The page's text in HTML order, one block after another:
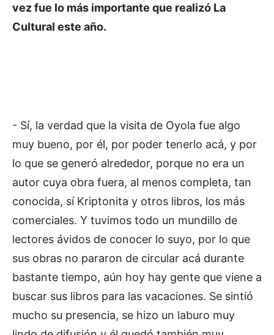
vez fue lo más importante que realizó La
Cultural este año.
- Sí, la verdad que la visita de Oyola fue algo
muy bueno, por él, por poder tenerlo acá, y por
lo que se generó alrededor, porque no era un
autor cuya obra fuera, al menos completa, tan
conocida, sí Kriptonita y otros libros, los más
comerciales. Y tuvimos todo un mundillo de
lectores ávidos de conocer lo suyo, por lo que
sus obras no pararon de circular acá durante
bastante tiempo, aún hoy hay gente que viene a
buscar sus libros para las vacaciones. Se sintió
mucho su presencia, se hizo un laburo muy